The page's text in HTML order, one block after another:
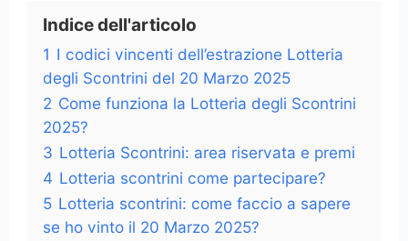
Indice dell'articolo
1 I codici vincenti dell’estrazione Lotteria
degli Scontrini del 20 Marzo 2025
2 Come funziona la Lotteria degli Scontrini
2025?
3 Lotteria Scontrini: area riservata e premi
4 Lotteria scontrini come partecipare?
5 Lotteria scontrini: come faccio a sapere
se ho vinto il 20 Marzo 2025?